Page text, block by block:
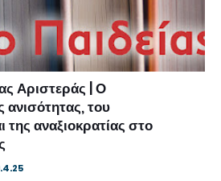
Αριστεράς | Ο
του
της αναξιοκρατίας στο